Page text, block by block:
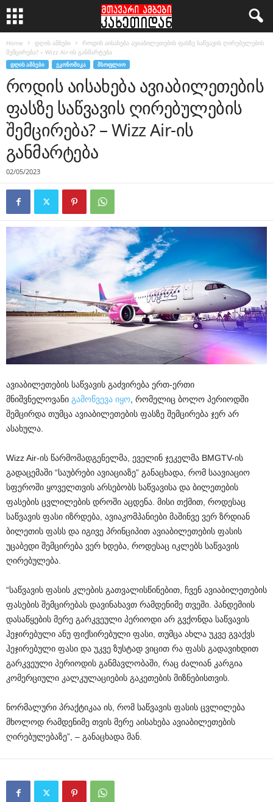
Home დღის ამბები
როდის აისახება ავიაბილეთების ფასზე საწვავის ღირებულების
შემცირება? – Wizz Air-ის განმარტება
ᲓᲦᲘᲡ ᲐᲛᲑᲔᲑᲘ ᲔᲙᲝᲜᲝᲛᲘᲙᲐ ᲛᲡᲝᲤᲚᲘᲝ
როდის აისახება ავიაბილეთების
ფასზე საწვავის ღირებულების
შემცირება? – Wizz Air-ის
განმარტება
02/05/2023
ავიაბილეთების საწვავის გაძვირება ერთ-ერთი
მნიშვნელოვანი გამოწვევა იყო, რომელიც ბოლო პერიოდში
შემცირდა თუმცა ავიაბილეთების ფასზე შემცირება ჯერ არ
ასახულა.
Wizz Air-ის წარმომადგენელმა, ეველინ ჯეკელმა BMGTV-ის
გადაცემაში “საუბრები ავიაციაზე” განაცხადა, რომ საავიაციო
სფეროში ყოველთვის არსებობს საწვავისა და ბილეთების
ფასების ცვლილების დროში აცდენა. მისი თქმით, როდესაც
საწვავის ფასი იზრდება, ავიაკომპანიები მაშინვე ვერ ზრდიან
ბილეთის ფასს და იგივე პრინციპით ავიაბილეთების ფასის
უცაბედი შემცირება ვერ ხდება, როდესაც იკლებს საწვავის
ღირებულება.
“საწვავის ფასის კლების გათვალისწინებით, ჩვენ ავიაბილეთების
ფასების შემცირებას დავინახავთ რამდენიმე თვეში. პანდემიის
დასაწყების მერე გარკვეული პერიოდი არ გვქონდა საწვავის
ჰეჯირებული ანუ ფიქსირებული ფასი, თუმცა ახლა უკვე გვაქვს
ჰეჯირებული ფასი და უკვე ზუსტად ვიცით რა ფასს გადავიხდით
გარკვეული პერიოდის განმავლობაში, რაც ძალიან კარგია
კომერციული კალკულაციების გაკეთების მიზნებისთვის.
ნორმალური პრაქტიკაა ის, რომ საწვავის ფასის ცვლილება
მხოლოდ რამდენიმე თვის მერე აისახება ავიაბილეთების
ღირებულებაზე”, – განაცხადა მან.